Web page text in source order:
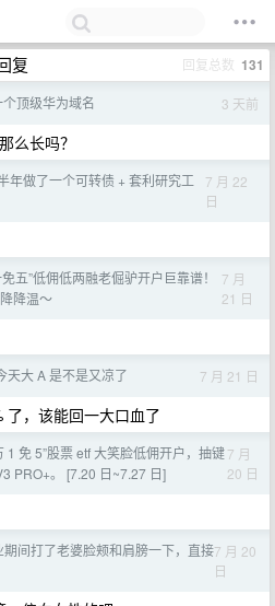
复 回复总数 131
顶级华为域名 3 天前
么长吗？
年做了一个可转债 + 套利研究工
7 月 22
日
五”低佣低两融老倔驴开户巨靠谱！
降温～
7 月
21 日
天大 A 是不是又凉了 7 月 21 日
，该能回一大口血了
1 免 5”股票 etf 大笑脸低佣开户，抽键
PRO+。 [7.20 日~7.27 日]
7 月
20 日
期间打了老婆脸颊和肩膀一下，直接7 月 20
日